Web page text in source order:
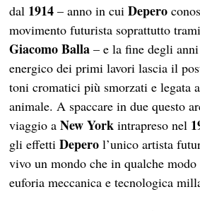
dal 1914– anno in cuiDepero
movimento futurista soprattutto
Giacomo Balla – e la fine degli
energico dei primi lavori lascia il
toni cromatici più smorzati e legata
animale. A spaccare in due questo
viaggio aNew York intrapreso nel
gli effettiDeperol’unico artista
vivo un mondo che in qualche
euforia meccanica e tecnologica